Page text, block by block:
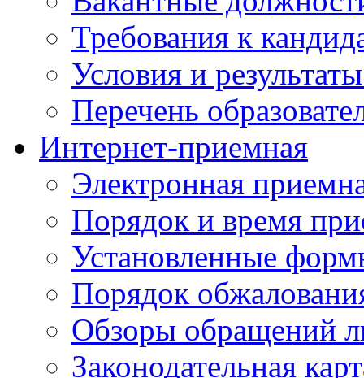
Требования к
Условия и
Перечень
Интернет-приемная
Электронная
Порядок и время
Установленные
Порядок
Обзоры обращений
Законодательная